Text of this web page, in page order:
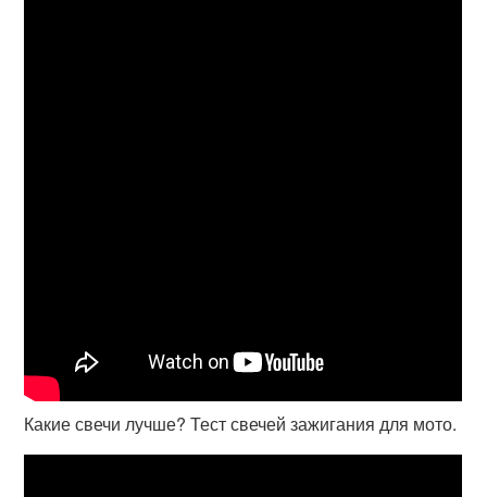
Какие свечи лучше? Тест свечей зажигания для мото.